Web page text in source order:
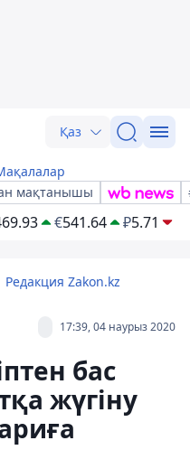
Қаз
мақтанышы
€541.64 ₽5.71
Редакция Zakon.kz
17:39, 04 наурыз 2020
бас
жүгіну